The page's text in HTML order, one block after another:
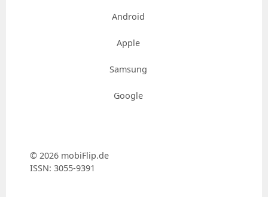
Android
Apple
Samsung
Google
© 2026 mobiFlip.de
ISSN: 3055-9391